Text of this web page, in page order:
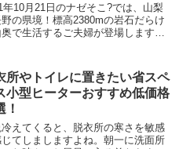
年10月21日のナゼそこ?では、山梨
野の県境！標高2380mの岩石だらけ
で生活するご夫婦が登場します。
ことがわかり、山小屋を経営されて
夫...
所やトイレに置きたい省スペ
小型ヒーターおすすめ低価格
！
えてくると、脱衣所の寒さを敏感
じてしましますよね。朝一に洗面所